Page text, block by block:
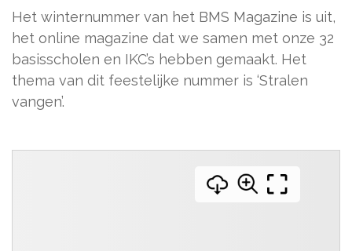
Het winternummer van het BMS Magazine is uit,
het online magazine dat we samen met onze 32
basisscholen en IKC’s hebben gemaakt. Het
thema van dit feestelijke nummer is ‘Stralen
vangen’.